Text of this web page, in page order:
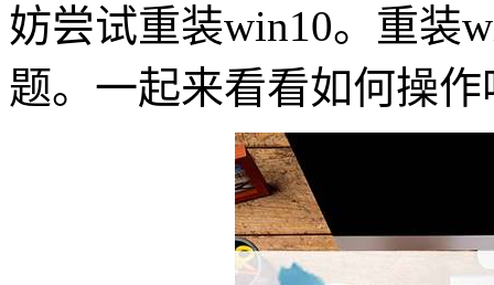
妨尝试重装win10。重装
题。一起来看看如何操作